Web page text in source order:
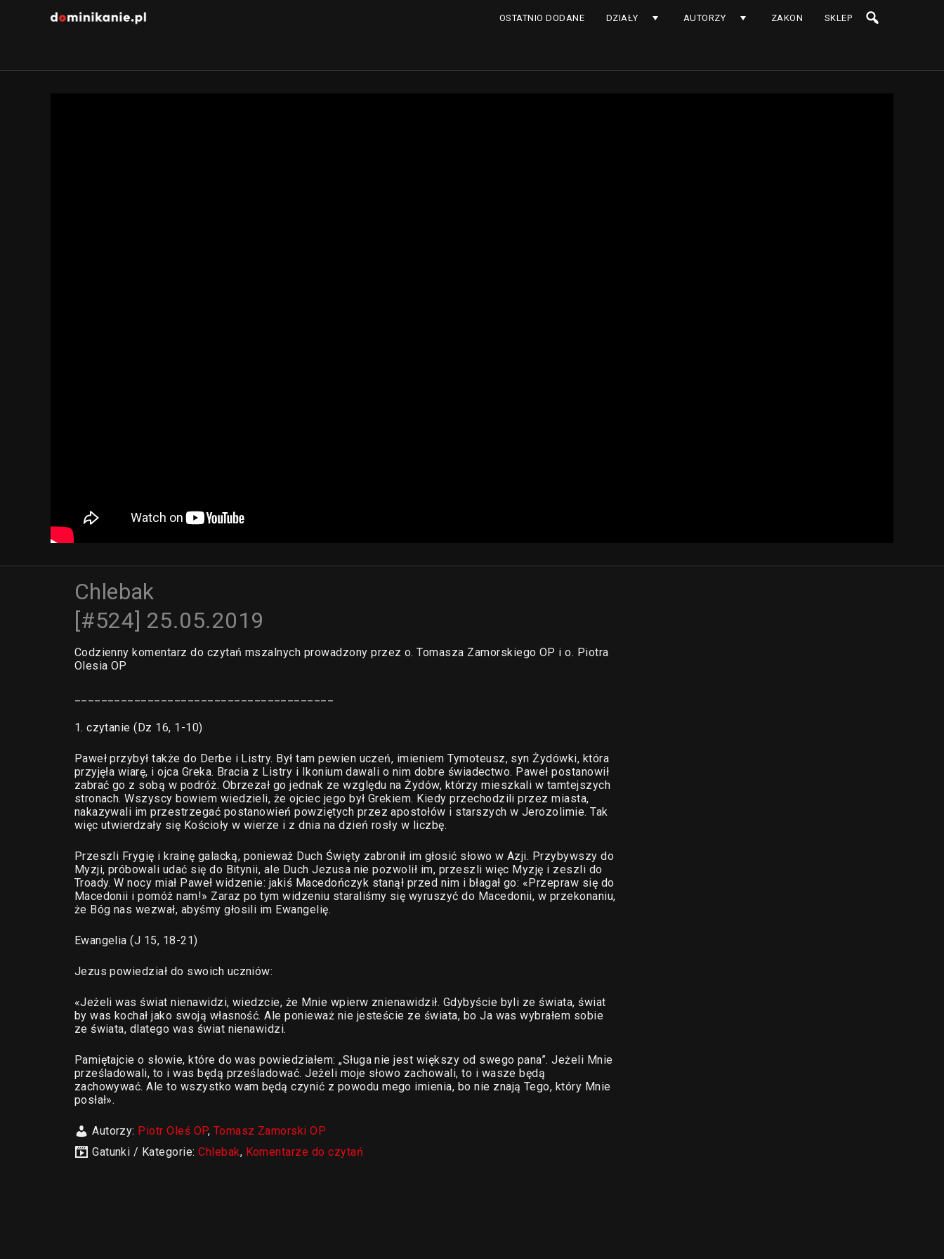
OSTATNIO DODANE DZIAŁY AUTORZY ZAKON SKLEP
Chlebak
[#524] 25.05.2019
Codzienny komentarz do czytań mszalnych prowadzony przez o. Tomasza Zamorskiego OP i o. Piotra
Olesia OP
1. czytanie (Dz 16, 1-10)
Paweł przybył także do Derbe i Listry. Był tam pewien uczeń, imieniem Tymoteusz, syn Żydówki, która
przyjęła wiarę, i ojca Greka. Bracia z Listry i Ikonium dawali o nim dobre świadectwo. Paweł postanowił
zabrać go z sobą w podróż. Obrzezał go jednak ze względu na Żydów, którzy mieszkali w tamtejszych
stronach. Wszyscy bowiem wiedzieli, że ojciec jego był Grekiem. Kiedy przechodzili przez miasta,
nakazywali im przestrzegać postanowień powziętych przez apostołów i starszych w Jerozolimie. Tak
więc utwierdzały się Kościoły w wierze i z dnia na dzień rosły w liczbę.
Przeszli Frygię i krainę galacką, ponieważ Duch Święty zabronił im głosić słowo w Azji. Przybywszy do
Myzji, próbowali udać się do Bitynii, ale Duch Jezusa nie pozwolił im, przeszli więc Myzję i zeszli do
Troady. W nocy miał Paweł widzenie: jakiś Macedończyk stanął przed nim i błagał go: «Przepraw się do
Macedonii i pomóż nam!» Zaraz po tym widzeniu staraliśmy się wyruszyć do Macedonii, w przekonaniu,
że Bóg nas wezwał, abyśmy głosili im Ewangelię.
Ewangelia (J 15, 18-21)
Jezus powiedział do swoich uczniów:
«Jeżeli was świat nienawidzi, wiedzcie, że Mnie wpierw znienawidził. Gdybyście byli ze świata, świat
by was kochał jako swoją własność. Ale ponieważ nie jesteście ze świata, bo Ja was wybrałem sobie
ze świata, dlatego was świat nienawidzi.
Pamiętajcie o słowie, które do was powiedziałem: „Sługa nie jest większy od swego pana”. Jeżeli Mnie
prześladowali, to i was będą prześladować. Jeżeli moje słowo zachowali, to i wasze będą
zachowywać. Ale to wszystko wam będą czynić z powodu mego imienia, bo nie znają Tego, który Mnie
posłał».
Autorzy: Piotr Oleś OP, Tomasz Zamorski OP
Gatunki / Kategorie:Chlebak, Komentarze do czytań